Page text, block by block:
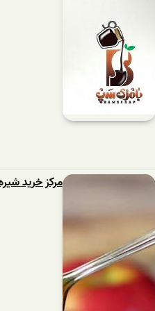
مرکز خرید